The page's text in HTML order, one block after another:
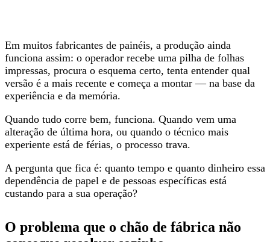
Em muitos fabricantes de painéis, a produção ainda
funciona assim: o operador recebe uma pilha de folhas
impressas, procura o esquema certo, tenta entender qual
versão é a mais recente e começa a montar — na base da
experiência e da memória.
Quando tudo corre bem, funciona. Quando vem uma
alteração de última hora, ou quando o técnico mais
experiente está de férias, o processo trava.
A pergunta que fica é: quanto tempo e quanto dinheiro essa
dependência de papel e de pessoas específicas está
custando para a sua operação?
O problema que o chão de fábrica não